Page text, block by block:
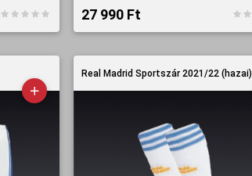
27 990 Ft‎
Real Madrid Sportszár 2021/22 (hazai)